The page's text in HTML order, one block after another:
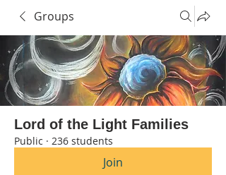
Groups
Lord of the Light Families
Public · 236 students
Join